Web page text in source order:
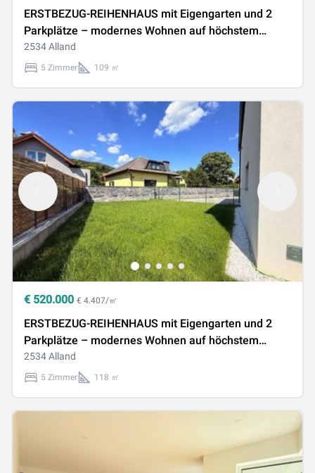
ERSTBEZUG-REIHENHAUS mit Eigengarten und 2
Parkplätze – modernes Wohnen auf höchstem
Niveau
2534 Alland
5 Zimmer 109 ㎡
€ 520.000 € 4.407/㎡
ERSTBEZUG-REIHENHAUS mit Eigengarten und 2
Parkplätze – modernes Wohnen auf höchstem
Niveau
2534 Alland
5 Zimmer 118 ㎡